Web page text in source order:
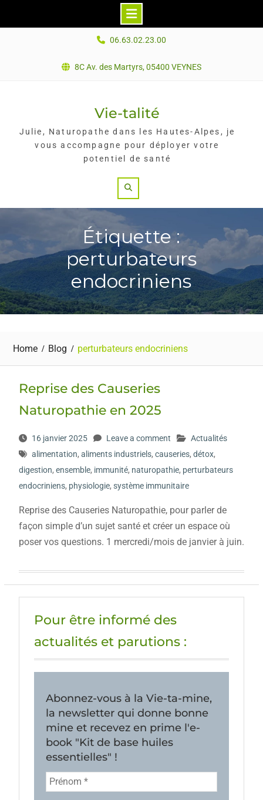
06.63.02.23.00
8C Av. des Martyrs, 05400 VEYNES
Vie-talité
Julie, Naturopathe dans les Hautes-Alpes, je
vous accompagne pour déployer votre
potentiel de santé
Étiquette :
perturbateurs
endocriniens
Home Blog perturbateurs endocriniens
Reprise des Causeries
Naturopathie en 2025
16 janvier 2025 Leave a comment
Actualités
alimentation, aliments industriels, causeries, détox,
digestion, ensemble, immunité, naturopathie, perturbateurs
endocriniens, physiologie, système immunitaire
Reprise des Causeries Naturopathie, pour parler de
façon simple d’un sujet santé et créer un espace où
poser vos questions. 1 mercredi/mois de janvier à juin.
Pour être informé des
actualités et parutions :
Abonnez-vous à la Vie-ta-mine,
la newsletter qui donne bonne
mine et recevez en prime l'e-
book "Kit de base huiles
essentielles" !